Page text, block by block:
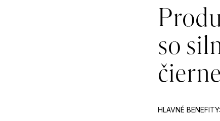
so
čierne
HLAVNÉ BENEFITY: